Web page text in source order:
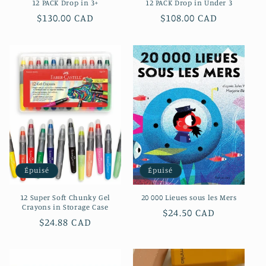
12 PACK Drop in 3+
Prix
$130.00 CAD
12 PACK Drop in Under 3
Prix
$108.00 CAD
Épuisé
12 Super Soft Chunky Gel
Crayons in Storage Case
Prix
$24.88 CAD
Épuisé
20 000 Lieues sous les Mers
Prix
$24.50 CAD